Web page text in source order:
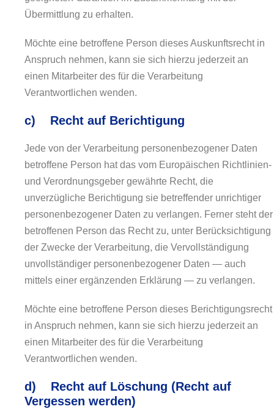
Übermittlung zu erhalten.
Möchte eine betroffene Person dieses Auskunftsrecht in
Anspruch nehmen, kann sie sich hierzu jederzeit an
einen Mitarbeiter des für die Verarbeitung
Verantwortlichen wenden.
c) Recht auf Berichtigung
Jede von der Verarbeitung personenbezogener Daten
betroffene Person hat das vom Europäischen Richtlinien-
und Verordnungsgeber gewährte Recht, die
unverzügliche Berichtigung sie betreffender unrichtiger
personenbezogener Daten zu verlangen. Ferner steht der
betroffenen Person das Recht zu, unter Berücksichtigung
der Zwecke der Verarbeitung, die Vervollständigung
unvollständiger personenbezogener Daten — auch
mittels einer ergänzenden Erklärung — zu verlangen.
Möchte eine betroffene Person dieses Berichtigungsrecht
in Anspruch nehmen, kann sie sich hierzu jederzeit an
einen Mitarbeiter des für die Verarbeitung
Verantwortlichen wenden.
d) Recht auf Löschung (Recht auf
Vergessen werden)